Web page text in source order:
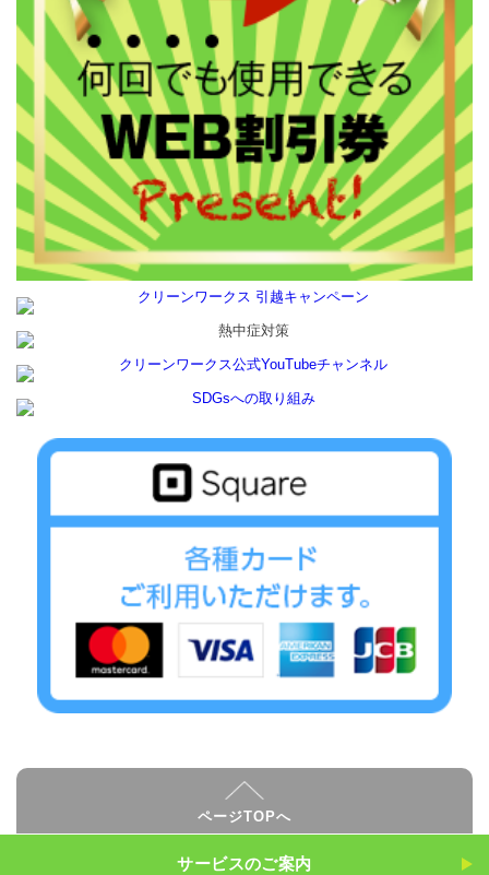
ページTOPへ
サービスのご案内